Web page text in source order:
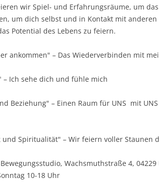
wir Spiel- und Erfahrungsräume, um
um dich selbst und in Kontakt mit
Potential des Lebens zu feiern.
ankommen" – Das Wiederverbinden mit
– Ich sehe dich und fühle mich
Beziehung" – Einen Raum für UNS mit
und Spiritualität" – Wir feiern voller Staunen
Wachsmuthstraße 4, 04229
10-18 Uhr